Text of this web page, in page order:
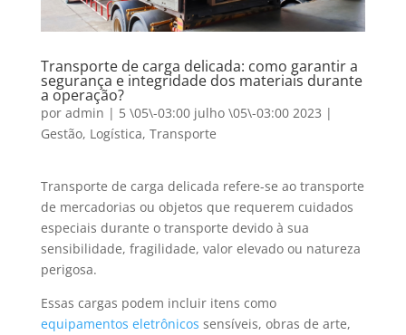
Transporte de carga delicada: como garantir a
segurança e integridade dos materiais durante
a operação?
por admin | 5 \05\-03:00 julho \05\-03:00 2023 |
Gestão, Logística, Transporte
Transporte de carga delicada refere-se ao transporte
de mercadorias ou objetos que requerem cuidados
especiais durante o transporte devido à sua
sensibilidade, fragilidade, valor elevado ou natureza
perigosa.
Essas cargas podem incluir itens como
equipamentos eletrônicos sensíveis, obras de arte,